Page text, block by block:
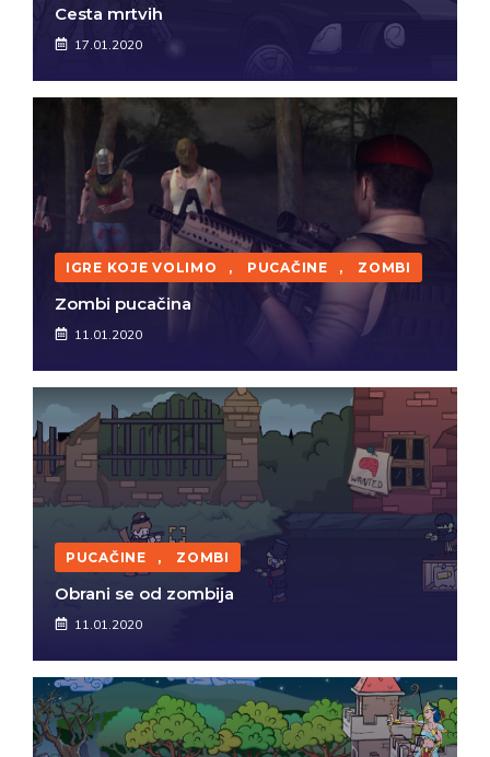
Cesta mrtvih
17.01.2020
IGRE KOJE VOLIMO , PUCAČINE , ZOMBI
Zombi pucačina
11.01.2020
PUCAČINE , ZOMBI
Obrani se od zombija
11.01.2020